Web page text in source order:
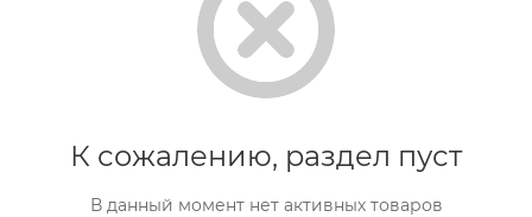
К сожалению, раздел пуст
В данный момент нет активных товаров